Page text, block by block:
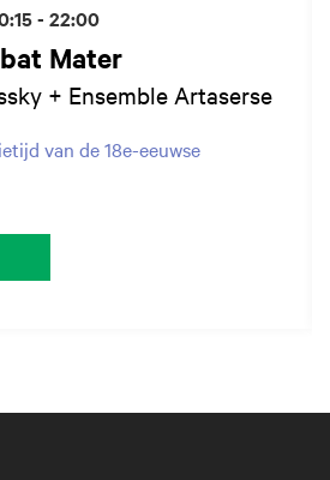
Mater
+ Ensemble Artaserse
van de 18e-eeuwse
- 22:00